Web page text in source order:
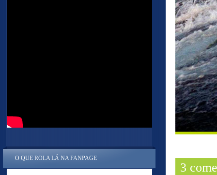
3
O QUE ROLA LÁ NA FANPAGE